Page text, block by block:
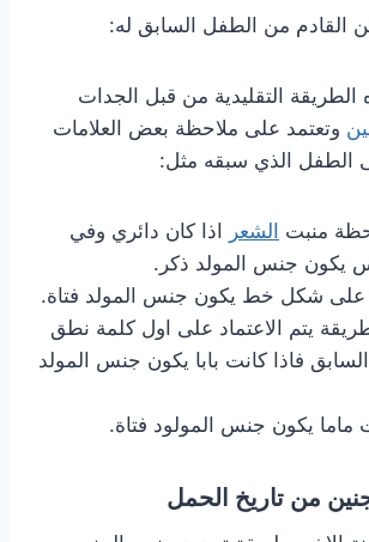
القادم من الطفل السابق له:
التقليدية من قبل الجدات
وتعتمد على ملاحظة بعض العلامات
الطفل الذي سبقه مثل:
منبت الشعر
اذا كان دائري وفي
يكون جنس المولد ذكر.
على شكل خط يكون جنس المولد فتاة.
يتم الاعتماد على اول كلمة نطق
فاذا كانت بابا يكون جنس المولد
ماما يكون جنس المولود فتاة.
من تاريخ الحمل